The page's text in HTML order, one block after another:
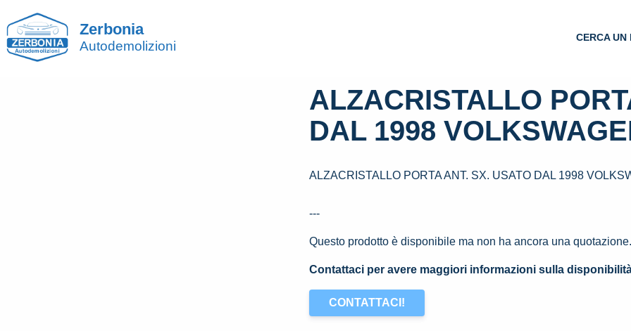
Zerbonia
Autodemolizioni
CERCA UN
ALZACRISTALLO
DAL 1998
ALZACRISTALLO PORTA ANT. SX. USATO DAL 1998
---
Questo prodotto è disponibile ma non ha ancora una
Contattaci per avere maggiori informazioni sulla
CONTATTACI!